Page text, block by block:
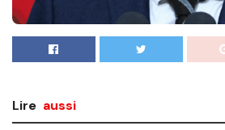
Lire aussi